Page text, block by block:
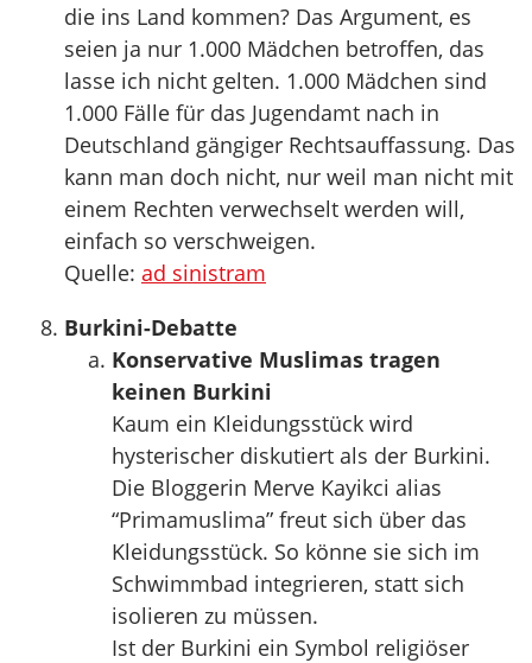
die ins Land kommen? Das Argument, es
seien ja nur 1.000 Mädchen betroffen, das
lasse ich nicht gelten. 1.000 Mädchen sind
1.000 Fälle für das Jugendamt nach in
Deutschland gängiger Rechtsauffassung. Das
kann man doch nicht, nur weil man nicht mit
einem Rechten verwechselt werden will,
einfach so verschweigen.
Quelle: ad sinistram
Burkini-Debatte
Konservative Muslimas tragen
keinen Burkini
Kaum ein Kleidungsstück wird
hysterischer diskutiert als der Burkini.
Die Bloggerin Merve Kayikci alias
“Primamuslima” freut sich über das
Kleidungsstück. So könne sie sich im
Schwimmbad integrieren, statt sich
isolieren zu müssen.
Ist der Burkini ein Symbol religiöser